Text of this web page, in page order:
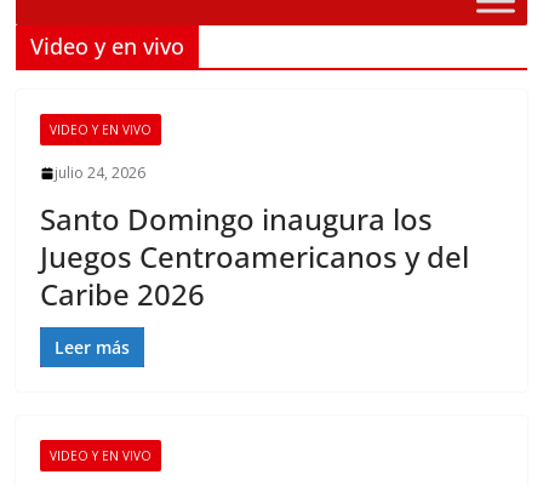
Video y en vivo
VIDEO Y EN VIVO
julio 24, 2026
Santo Domingo inaugura los
Juegos Centroamericanos y del
Caribe 2026
Leer más
VIDEO Y EN VIVO